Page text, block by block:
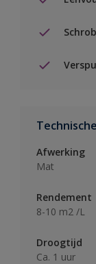
Afwerking
Mat
Rendement
8-10 m2 /L
Droogtijd
Ca. 1 uur